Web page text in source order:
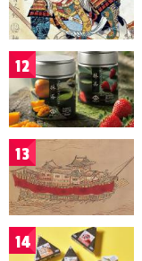
12
13
14